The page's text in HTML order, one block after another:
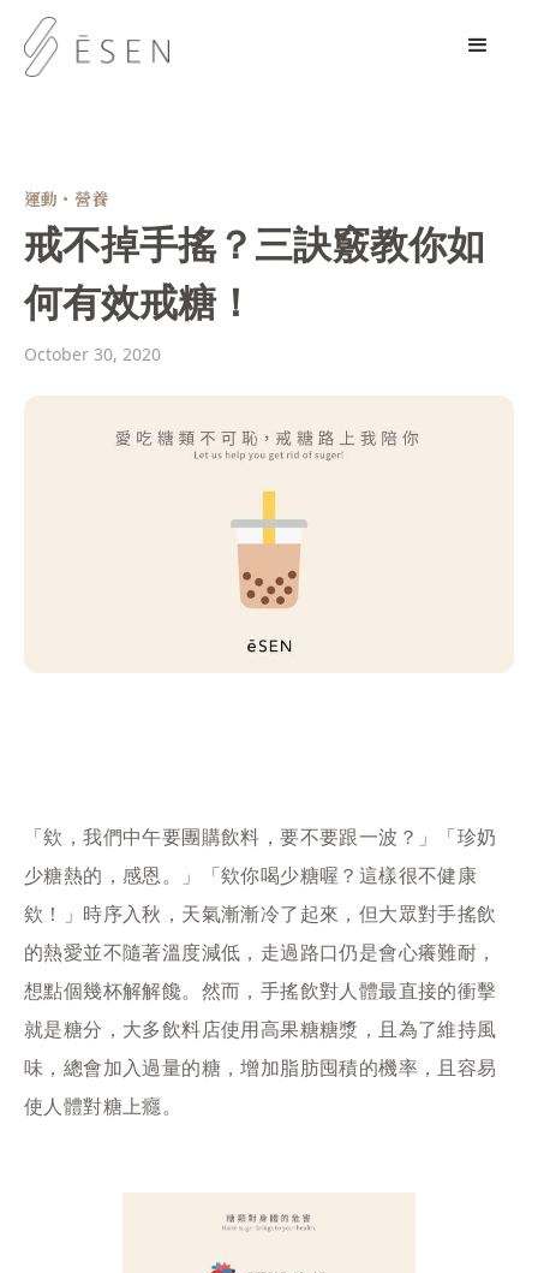
運動・營養
戒不掉手搖？三訣竅教你如
何有效戒糖！
October 30, 2020
「欸，我們中午要團購飲料，要不要跟一波？」「珍奶
少糖熱的，感恩。」「欸你喝少糖喔？這樣很不健康
欸！」時序入秋，天氣漸漸冷了起來，但大眾對手搖飲
的熱愛並不隨著溫度減低，走過路口仍是會心癢難耐，
想點個幾杯解解饞。然而，手搖飲對人體最直接的衝擊
就是糖分，大多飲料店使用高果糖糖漿，且為了維持風
味，總會加入過量的糖，增加脂肪囤積的機率，且容易
使人體對糖上癮。